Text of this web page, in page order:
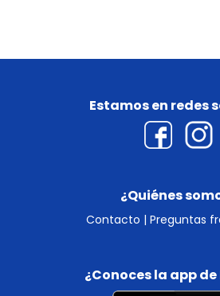
¿Quiénes
Contacto | Preguntas
Estamos en redes
¿Conoces la app de